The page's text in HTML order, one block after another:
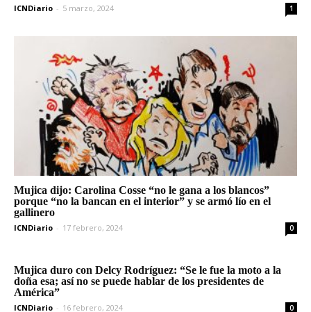
ICNDiario - 5 marzo, 2024 1
Mujica dijo: Carolina Cosse “no le gana a los blancos”
porque “no la bancan en el interior” y se armó lío en el
gallinero
ICNDiario - 17 febrero, 2024 0
Mujica duro con Delcy Rodríguez: “Se le fue la moto a la
doña esa; así no se puede hablar de los presidentes de
América”
ICNDiario - 16 febrero, 2024 0